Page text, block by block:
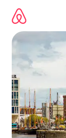
Inhalten
springen